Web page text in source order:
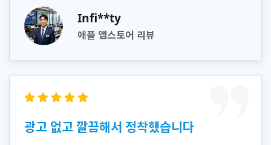
Infi**ty
애플 앱스토어 리뷰
광고 없고 깔끔해서 정착했습니다